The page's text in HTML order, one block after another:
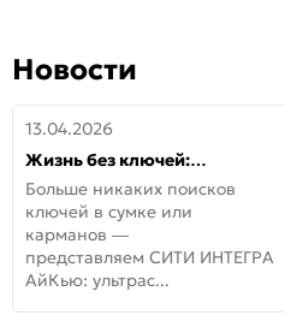
Новости
13.04.2026
Жизнь без ключей:
встречайте новую дверь
СИТИ ИНТЕГРА АйКью!
Больше никаких поисков
ключей в сумке или
карманов —
представляем СИТИ ИНТЕГРА
АйКью: ультрас...